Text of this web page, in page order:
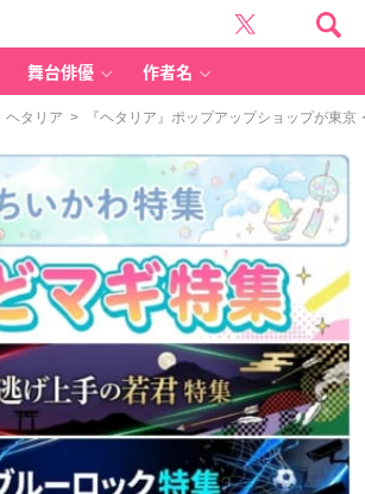
舞台俳優 作者名
ヘタリア > 『ヘタリア』ポップアップショップが東京